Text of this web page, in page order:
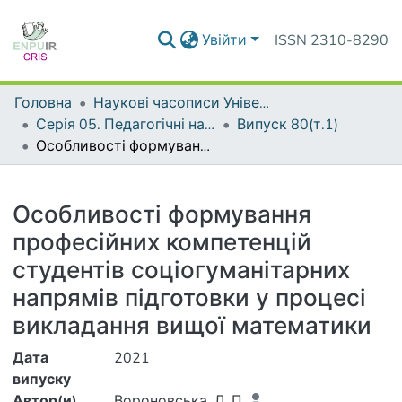
Увійти ISSN 2310-8290
Головна
Наукові часописи Університету
Серія 05. Педагогічні науки: реалії та перспективи
Випуск 80(т.1)
Особливості формування професійних компетенцій студентів соціогуманітарних напрямів підготовки у процесі викладання вищої математики
Особливості формування
професійних компетенцій
студентів соціогуманітарних
напрямів підготовки у процесі
викладання вищої математики
Дата
випуску
2021